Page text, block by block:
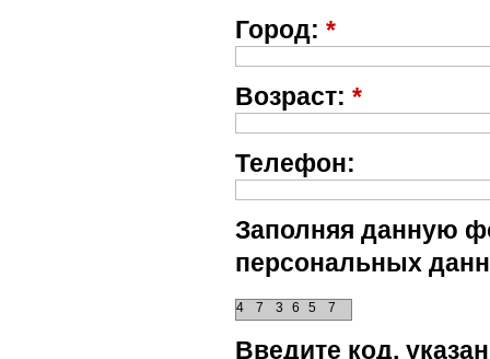
Город: *
Возраст: *
Телефон:
Заполняя данную
персональных
3
7
4 6 7
5
Введите код,